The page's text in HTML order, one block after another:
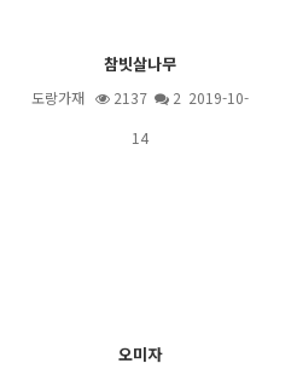
참빗살나무
도랑가재 2137 2 2019-10-
14
오미자